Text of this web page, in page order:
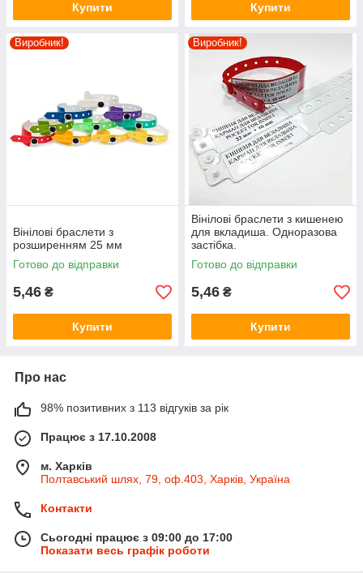
Купити Купити
Виробник!
Вінілові браслети з
розширенням 25 мм
Готово до відправки
5,46 ₴
Купити
Виробник!
Вінілові браслети з кишенею
для вкладиша. Одноразова
застібка.
Готово до відправки
5,46 ₴
Купити
Про нас
98% позитивних з 113 відгуків за рік
Працює з 17.10.2008
м. Харків
Полтавський шлях, 79, оф.403, Харків, Україна
Контакти
Сьогодні працює з 09:00 до 17:00
Показати весь графік роботи